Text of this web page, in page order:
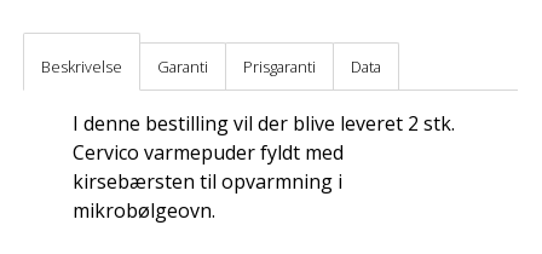
Beskrivelse Garanti Prisgaranti Data
I denne bestilling vil der blive leveret 2 stk.
Cervico varmepuder fyldt med
kirsebærsten til opvarmning i
mikrobølgeovn.